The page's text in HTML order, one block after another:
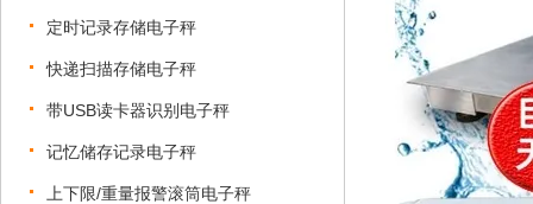
定时记录存储电子秤
快递扫描存储电子秤
带USB读卡器识别电子秤
记忆储存记录电子秤
上下限/重量报警滚筒电子秤